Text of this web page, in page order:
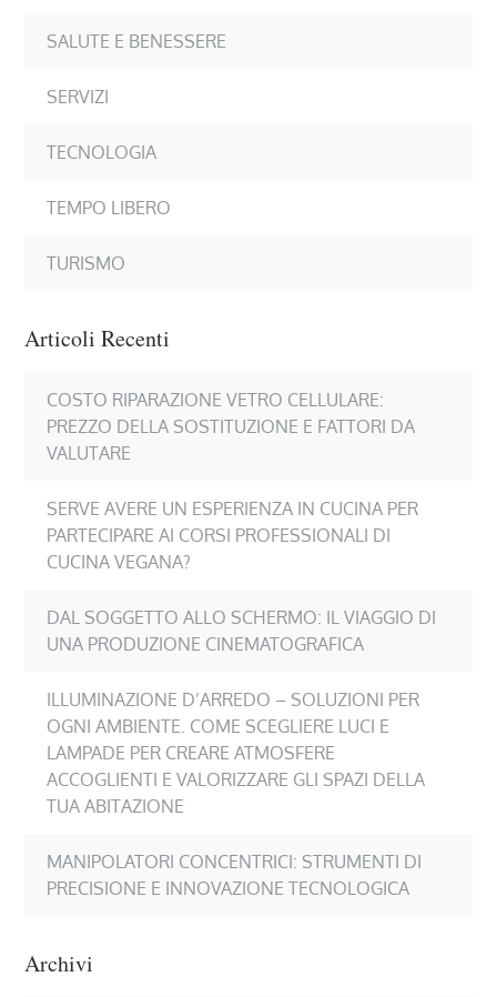
SALUTE E BENESSERE
SERVIZI
TECNOLOGIA
TEMPO LIBERO
TURISMO
Articoli Recenti
COSTO RIPARAZIONE VETRO CELLULARE:
PREZZO DELLA SOSTITUZIONE E FATTORI DA
VALUTARE
SERVE AVERE UN ESPERIENZA IN CUCINA PER
PARTECIPARE AI CORSI PROFESSIONALI DI
CUCINA VEGANA?
DAL SOGGETTO ALLO SCHERMO: IL VIAGGIO DI
UNA PRODUZIONE CINEMATOGRAFICA
ILLUMINAZIONE D’ARREDO – SOLUZIONI PER
OGNI AMBIENTE. COME SCEGLIERE LUCI E
LAMPADE PER CREARE ATMOSFERE
ACCOGLIENTI E VALORIZZARE GLI SPAZI DELLA
TUA ABITAZIONE
MANIPOLATORI CONCENTRICI: STRUMENTI DI
PRECISIONE E INNOVAZIONE TECNOLOGICA
Archivi